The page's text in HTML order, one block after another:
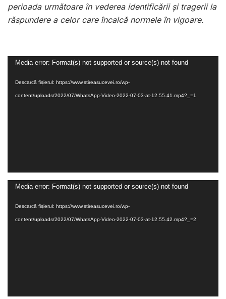
perioada următoare în vederea identificării şi tragerii la
răspundere a celor care încalcă normele în vigoare.
Player
Media error: Format(s) not supported or source(s) not found
Descarcă fișierul: https://www.stireasucevei.ro/wp-
content/uploads/2022/07/WhatsApp-Video-2022-07-03-at-12.55.41.mp4?_=1
Player
Media error: Format(s) not supported or source(s) not found
Descarcă fișierul: https://www.stireasucevei.ro/wp-
content/uploads/2022/07/WhatsApp-Video-2022-07-03-at-12.55.42.mp4?_=2